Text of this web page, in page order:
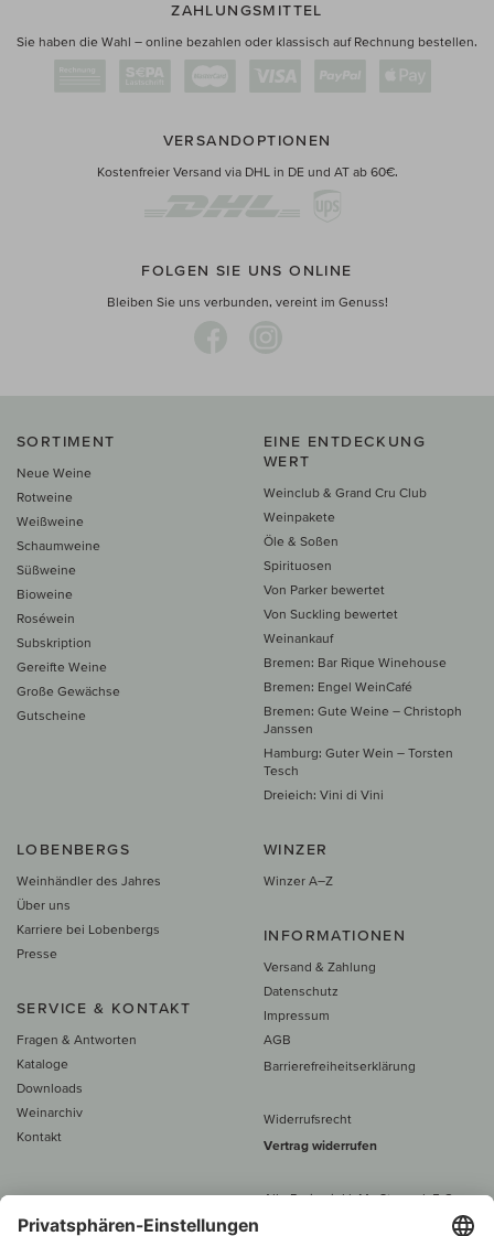
ZAHLUNGSMITTEL
Sie haben die Wahl – online bezahlen oder klassisch auf Rechnung bestellen.
VERSANDOPTIONEN
Kostenfreier Versand via DHL in DE und AT ab 60€.
FOLGEN SIE UNS ONLINE
Bleiben Sie uns verbunden, vereint im Genuss!
SORTIMENT
Neue Weine
Rotweine
Weißweine
Schaumweine
Süßweine
Bioweine
Roséwein
Subskription
Gereifte Weine
Große Gewächse
Gutscheine
EINE ENTDECKUNG
WERT
Weinclub & Grand Cru Club
Weinpakete
Öle & Soßen
Spirituosen
Von Parker bewertet
Von Suckling bewertet
Weinankauf
Bremen: Bar Rique Winehouse
Bremen: Engel WeinCafé
Bremen: Gute Weine – Christoph
Janssen
Hamburg: Guter Wein – Torsten
Tesch
Dreieich: Vini di Vini
LOBENBERGS
Weinhändler des Jahres
Über uns
Karriere bei Lobenbergs
Presse
SERVICE & KONTAKT
Fragen & Antworten
Kataloge
Downloads
Weinarchiv
Kontakt
WINZER
Winzer A–Z
INFORMATIONEN
Versand & Zahlung
Datenschutz
Impressum
AGB
Barrierefreiheitserklärung
Widerrufsrecht
Vertrag widerrufen
Alle Preise inkl. MwSt., zzgl. 5 €
60 € versand­kosten­